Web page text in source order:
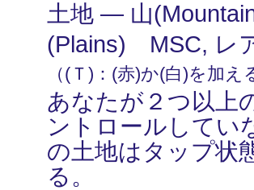
土地 ― 山
(Plains) MSC, レ
（(Ｔ)：(赤)か(白)を加え
あなたが２つ以上
ントロールしてい
の土地はタップ状
る。